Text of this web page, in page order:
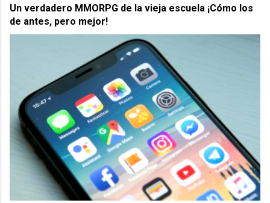
Un verdadero MMORPG de la vieja escuela ¡Cómo los
de antes, pero mejor!